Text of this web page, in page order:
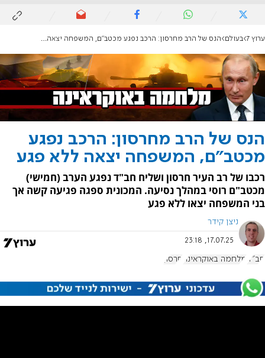
ערוץ 7 בעולם הנס של הרב מחרסון: הרכב נפגע מכטב"ם, המשפחה יצאה ללא פגע
הנס של הרב מחרסון: הרכב נפגע
מכטב"ם, המשפחה יצאה ללא פגע
רכבו של רב העיר חרסון ושליח חב"ד נפגע הערב (חמישי)
מכטב"ם רוסי במהלך נסיעה. המכונית ספגה פגיעה קשה אך
בני המשפחה יצאו ללא פגע
ניצן קידר
17.07.25, 23:18
חב"ד מלחמה באוקראינה חרסון